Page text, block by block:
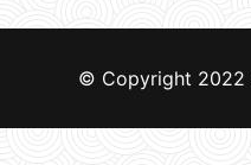
© Copyright 2022